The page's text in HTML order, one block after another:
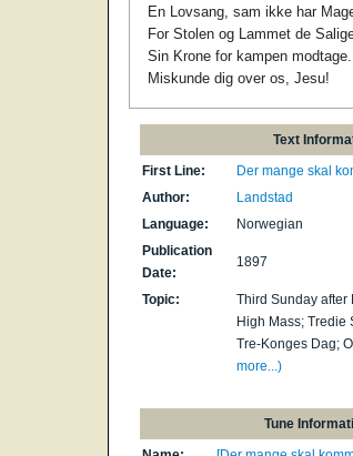
En Lovsang, sam ikke har
For Stolen og Lammet de
Sin Krone for kampen modtage.
Miskunde dig over os, Jesu!
Text
First Line:
Der mange skal
Author:
Landstad
Language:
Norwegian
Publication
Date:
1897
Topic:
Third Sunday after
High Mass; Tredie
Tre-Konges Dag;
more...)
Tune